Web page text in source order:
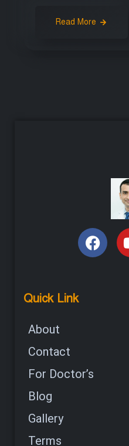
Read More
Quick Link
About
Contact
For Doctor’s
Blog
Gallery
Terms